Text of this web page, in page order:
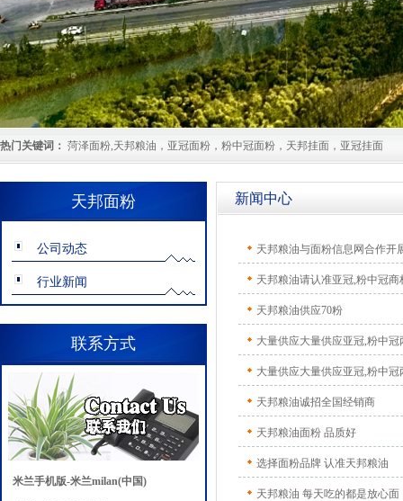
热门关键词： 菏泽面粉,天邦粮油，亚冠面粉，粉中冠面粉，天邦挂面，亚冠挂面
天邦面粉
公司动态
行业新闻
联系方式
米兰手机版-米兰milan(中国)
新闻中心
天邦粮油与面粉信息网合作开
天邦粮油请认准亚冠,粉中冠商
天邦粮油供应70粉
大量供应大量供应亚冠,粉中
大量供应大量供应亚冠,粉中
天邦粮油诚招全国经销商
天邦粮油面粉 品质好
选择面粉品牌 认准天邦粮油
天邦粮油 每天吃的都是放心面